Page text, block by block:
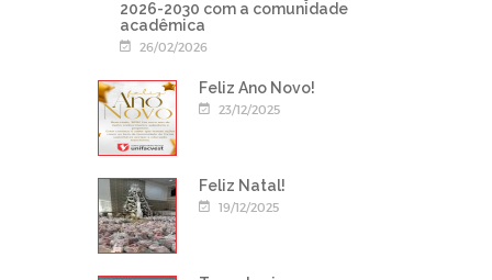
2026-2030 com a comunidade
acadêmica
26/02/2026
Feliz Ano Novo!
23/12/2025
Feliz Natal!
19/12/2025